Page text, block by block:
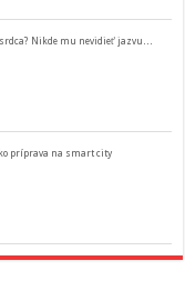
Nikde mu nevidieť jazvu…
príprava na smart city